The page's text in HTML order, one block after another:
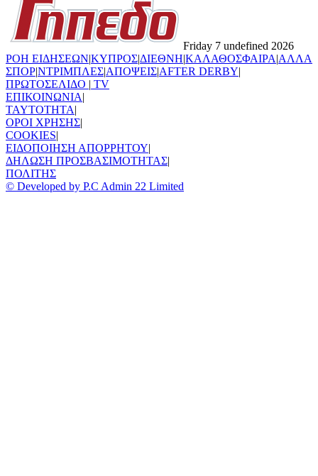
Friday 7 undefined 2026
ΡΟΗ ΕΙΔΗΣΕΩΝ|ΚΥΠΡΟΣ|ΔΙΕΘΝΗ|ΚΑΛΑΘΟΣΦΑΙΡΑ|ΑΛΛΑ
ΣΠΟΡ|ΝΤΡΙΜΠΛΕΣ|ΑΠΟΨΕΙΣ|AFTER DERBY|
ΠΡΩΤΟΣΕΛΙΔΟ | TV
ΕΠΙΚΟΙΝΩΝΙΑ|
TAYTOTHTA|
ΟΡΟΙ ΧΡΗΣΗΣ|
COOKIES|
ΕΙΔΟΠΟΙΗΣΗ ΑΠΟΡΡΗΤΟΥ|
ΔΗΛΩΣΗ ΠΡΟΣΒΑΣΙΜΟΤΗΤΑΣ|
ΠΟΛΙΤΗΣ
© Developed by P.C Admin 22 Limited